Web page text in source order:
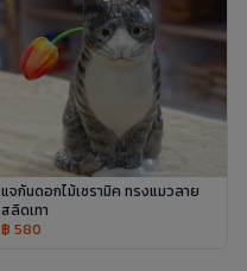
แจกันดอกไม้เซรามิค ทรงแมวลาย
สลิดเทา
฿ 580